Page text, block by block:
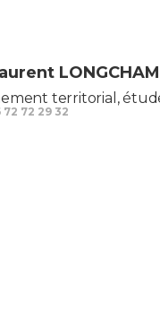
territorial,
72 72 29 32